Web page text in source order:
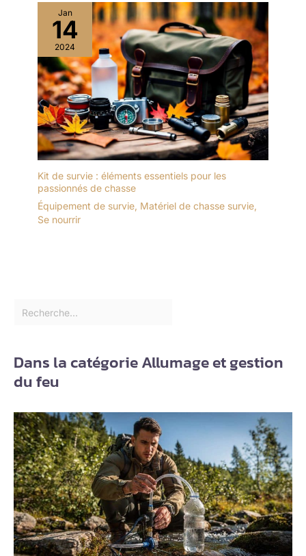
Jan
14
2024
Kit de survie : éléments essentiels pour les
passionnés de chasse
Équipement de survie, Matériel de chasse survie,
Se nourrir
Dans la catégorie Allumage et gestion
du feu